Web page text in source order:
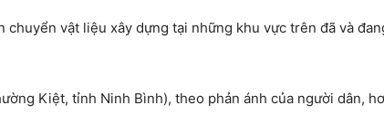
chuyển vật liệu xây dựng tại những khu vực trên đã và
Kiệt, tỉnh Ninh Bình), theo phản ánh của người dân,